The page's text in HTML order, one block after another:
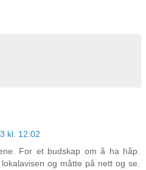
kl. 12:02
For et budskap om å ha håp.
og måtte på nett og se.